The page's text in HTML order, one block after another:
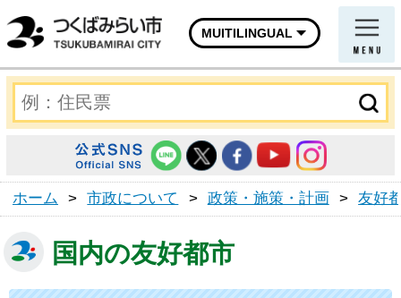
MUITILINGUAL
ホーム > 市政について > 政策・施策・計画 > 友好
国内の友好都市